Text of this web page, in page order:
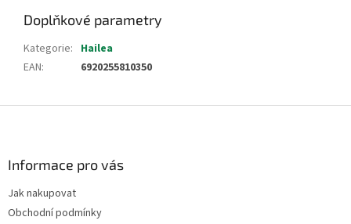
Doplňkové parametry
Kategorie: Hailea
EAN: 6920255810350
Informace pro vás
Jak nakupovat
Obchodní podmínky